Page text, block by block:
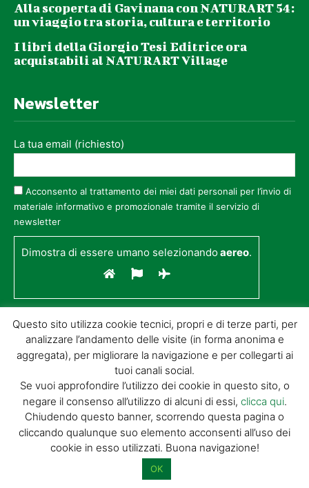
Alla scoperta di Gavinana con NATURART 54:
un viaggio tra storia, cultura e territorio
I libri della Giorgio Tesi Editrice ora
acquistabili al NATURART Village
Newsletter
La tua email (richiesto)
Acconsento al trattamento dei miei dati personali per l’invio di
materiale informativo e promozionale tramite il servizio di
newsletter
Dimostra di essere umano selezionandoaereo.
© GIORGIO TESI EDITRICE S.R.L. | P.IVA
01732650476 | VIA DI BADIA 14 – 51100 LOC.
BOTTEGONE (PISTOIA) |POWERED BY
ALLYMIND
Cookie Policy
Condizioni
di vendita|Site Map
Questo sito utilizza cookie tecnici, propri e di terze parti, per
analizzare l’andamento delle visite (in forma anonima e
aggregata), per migliorare la navigazione e per collegarti ai
tuoi canali social.
Se vuoi approfondire l’utilizzo dei cookie in questo sito, o
negare il consenso all’utilizzo di alcuni di essi, clicca qui.
Chiudendo questo banner, scorrendo questa pagina o
cliccando qualunque suo elemento acconsenti all’uso dei
cookie in esso utilizzati. Buona navigazione!
OK